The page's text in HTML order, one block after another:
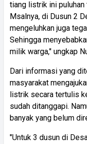
tiang listrik ini puluhan
Msalnya, di Dusun 2
mengeluhkan juga
Sehingga
milik warga," ungkap
Dari informasi yang
masyarakat
listrik secara tertulis
sudah ditanggapi.
banyak yang belum
"Untuk 3 dusun di